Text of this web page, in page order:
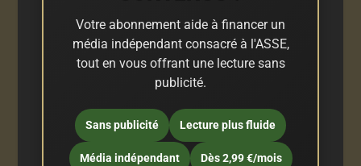
Votre abonnement aide à financer un
média indépendant consacré à l'ASSE,
tout en vous offrant une lecture sans
publicité.
Sans publicité Lecture plus fluide
Média indépendant Dès 2,99 €/mois